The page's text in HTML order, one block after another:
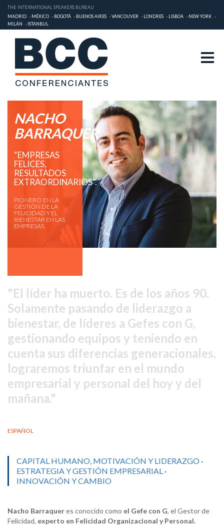
THE INTERNATIONAL SPEAKERS BUREAU
MADRID
MÉXICO BOGOTÁ BUENOS AIRES VANCOUVER LONDRES LISBOA
NEW YORK
MILÁN
ISTANBUL
NACHO
BARRAQUER
“EMPRESAS
FELICES,
RESULTADOS
EXTRAORDINARIOS”.
PIONERO EN LA
GESTIÓN DE LA
FELICIDAD Y EL
BIENESTAR EN LAS
EMPRESAS.
El líder ha muerto. Es de los años 90.
Solamente pasando de liderazgo a
bienestar, de líderes a Gefes con G,
gestionando equipos y teniendo en
cuenta sus diferencias generacionales,
lograremos triunfar en el mundo
empresarial y personal del hoy y del
mañana.
ESPAÑOL
CAPITAL HUMANO, MOTIVACIÓN Y LIDERAZGO ·
ESTRATEGIA Y GESTIÓN EMPRESARIAL ·
INNOVACIÓN Y CAMBIO
Nacho Barraqueres conocido como el Gefe con G, el Gestor de
Felicidad, experto en Felicidad Organizacional y Personal.